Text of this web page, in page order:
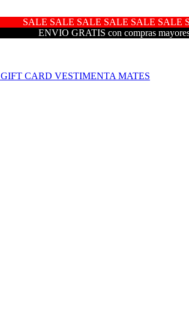
SALE SALE SALE SALE SALE SALE
ENVIO GRATIS con compras
GIFT CARD VESTIMENTA MATES